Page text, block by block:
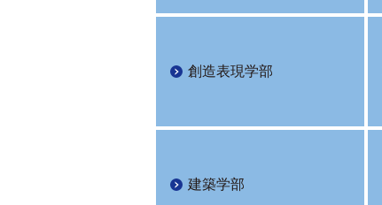
創造表現学部
建築学部